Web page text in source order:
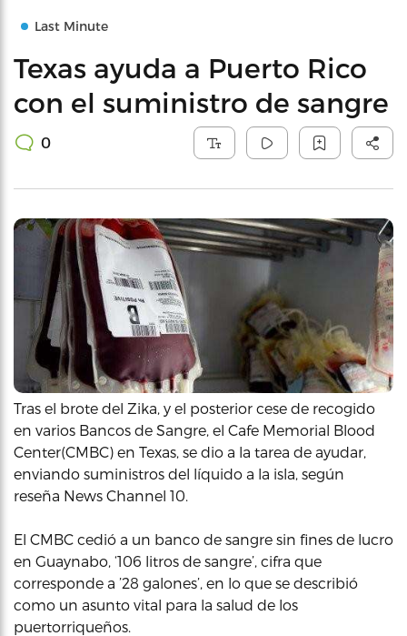
Last Minute
Texas ayuda a Puerto Rico
con el suministro de sangre
0
Tras el brote del Zika, y el posterior cese de recogido
en varios Bancos de Sangre, el Cafe Memorial Blood
Center(CMBC) en Texas, se dio a la tarea de ayudar,
enviando suministros del líquido a la isla, según
reseña News Channel 10.
El CMBC cedió a un banco de sangre sin fines de lucro
en Guaynabo, ‘106 litros de sangre’, cifra que
corresponde a ’28 galones’, en lo que se describió
como un asunto vital para la salud de los
puertorriqueños.